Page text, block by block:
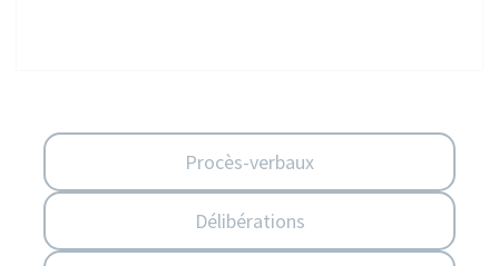
Procès-verbaux
Délibérations